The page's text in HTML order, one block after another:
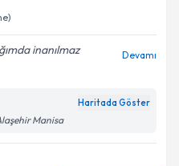
inanılmaz
Devamı
Haritada Göster
Manisa